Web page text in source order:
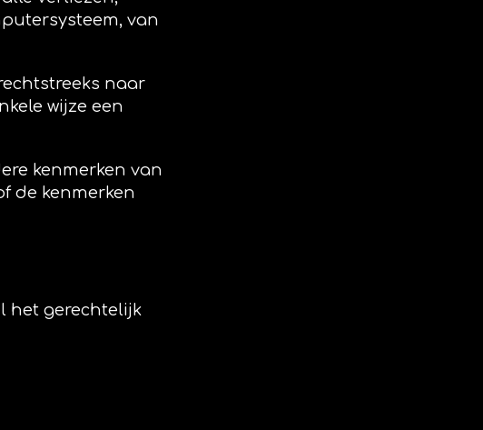
van
naar
wijze een
kenmerken van
de kenmerken
het gerechtelijk